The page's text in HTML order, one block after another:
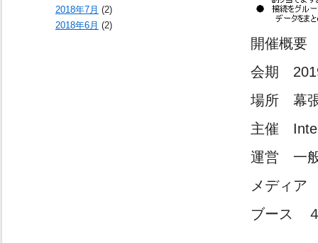
開催概要
会期
場所 幕
主催
運営 一
メディ
ブース
2018年7月 (2)
2018年6月 (2)